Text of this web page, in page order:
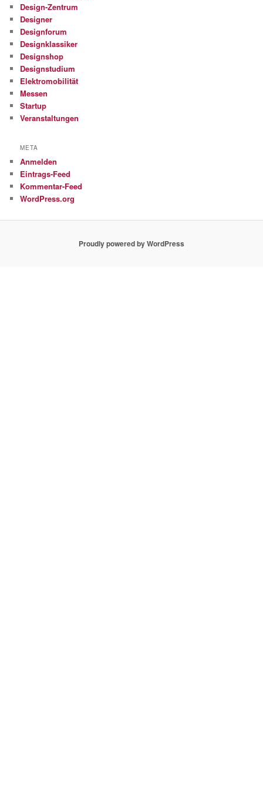
Design-Zentrum
Designer
Designforum
Designklassiker
Designshop
Designstudium
Elektromobilität
Messen
Startup
Veranstaltungen
META
Anmelden
Eintrags-Feed
Kommentar-Feed
WordPress.org
Proudly powered by WordPress